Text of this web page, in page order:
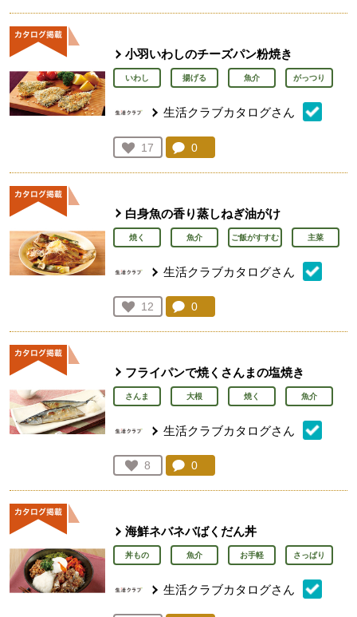
小羽いわしのチーズパン粉焼き
いわし 揚げる 魚介 がっつり
生活クラブカタログさん
お気に入り登録：
17
人が登録
コメント：
0
白身魚の香り蒸しねぎ油がけ
焼く 魚介 ご飯がすすむ 主菜
生活クラブカタログさん
お気に入り登録：
12
人が登録
コメント：
0
フライパンで焼くさんまの塩焼き
さんま 大根 焼く 魚介
生活クラブカタログさん
お気に入り登録：
8
人が登録
コメント：
0
海鮮ネバネバばくだん丼
丼もの 魚介 お手軽 さっぱり
生活クラブカタログさん